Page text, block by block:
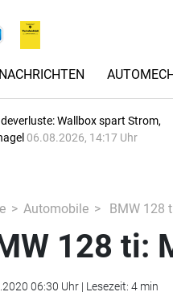
NACHRICHTEN
Wallbox spart Strom,
06.08.2026, 14:17 Uhr
Automobile BMW 128
128 ti:
06:30 Uhr | Lesezeit: 4 min